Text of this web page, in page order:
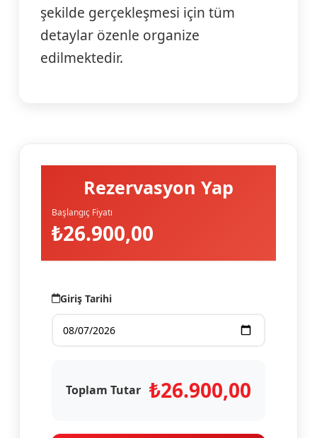
şekilde gerçekleşmesi için tüm
detaylar özenle organize
edilmektedir.
Rezervasyon Yap
Başlangıç Fiyatı
₺26.900,00
Giriş Tarihi
Toplam Tutar ₺26.900,00